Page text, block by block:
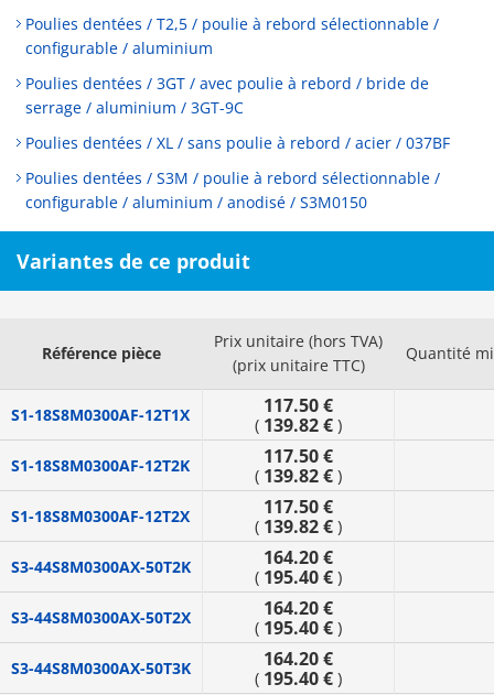
Poulies dentées / T2,5 / poulie à rebord sélectionnable /
configurable / aluminium
Poulies dentées / 3GT / avec poulie à rebord / bride de
serrage / aluminium / 3GT-9C
Poulies dentées / XL / sans poulie à rebord / acier / 037BF
Poulies dentées / S3M / poulie à rebord sélectionnable /
configurable / aluminium / anodisé / S3M0150
Variantes de ce produit
Référence pièce
Prix unitaire (hors TVA)
(prix unitaire TTC)
Quantité
S1-18S8M0300AF-12T1X 117.50 €
( 139.82 € )
S1-18S8M0300AF-12T2K 117.50 €
( 139.82 € )
S1-18S8M0300AF-12T2X 117.50 €
( 139.82 € )
S3-44S8M0300AX-50T2K 164.20 €
( 195.40 € )
S3-44S8M0300AX-50T2X 164.20 €
( 195.40 € )
S3-44S8M0300AX-50T3K 164.20 €
( 195.40 € )